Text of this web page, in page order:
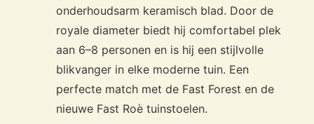
onderhoudsarm keramisch blad. Door de
royale diameter biedt hij comfortabel plek
aan 6–8 personen en is hij een stijlvolle
blikvanger in elke moderne tuin. Een
perfecte match met de Fast Forest en de
nieuwe Fast Roè tuinstoelen.